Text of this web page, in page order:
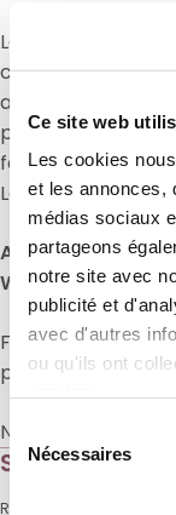
Ce site web
Les cookies
et les annonces,
médias sociaux
partageons
notre site avec
publicité et
avec d'autres
ou qu'ils ont
Sélection
du Nécessaires
Les 23 candidats
cadre des
aux sélections
préparation à
faire pendant ces
Les 3 lauréats de
Aaron Doré,
William Aurioux-
Félicitations à eux
pour la qualité de
Nous leur
S’abonner à
Recevez chaque